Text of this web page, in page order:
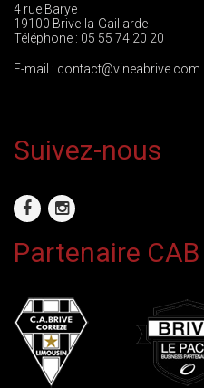
4 rue Barye
19100 Brive-la-Gaillarde
Téléphone : 05 55 74 20 20
E-mail : contact@vineabrive.com
Suivez-nous
Partenaire CAB